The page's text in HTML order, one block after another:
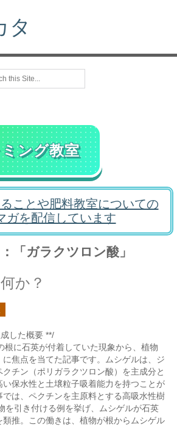
タ
ング教室
ことや肥料教室についての
ガを配信しています
「ガラクツロン酸」
か？
した概要 **/
根に石英が付着していた現象から、植物
焦点を当てた記事です。ムシゲルは、ジ
チン（ポリガラクツロン酸）を主成分と
保水性と土壌粒子吸着能力を持つことが
は、ペクチンを主原料とする高吸水性樹
を引き付ける例を挙げ、ムシゲルが石英
推。この働きは、植物が根からムシゲル